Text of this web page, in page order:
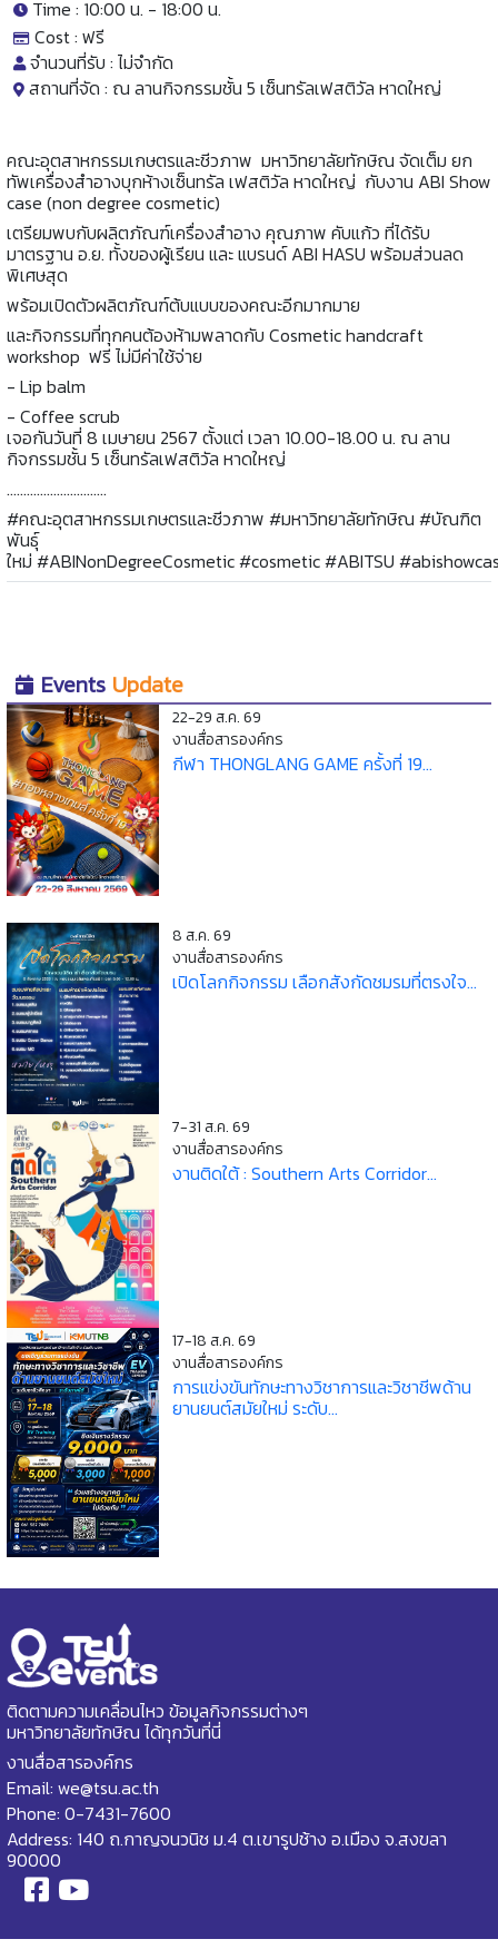
Time : 10:00 น. - 18:00 น.
Cost : ฟรี
จำนวนที่รับ : ไม่จำกัด
สถานที่จัด : ณ ลานกิจกรรมชั้น 5 เซ็นทรัลเฟสติวัล หาดใหญ่
คณะอุตสาหกรรมเกษตรและชีวภาพ มหาวิทยาลัยทักษิณ จัดเต็ม ยก
ทัพเครื่องสำอางบุกห้างเซ็นทรัล เฟสติวัล หาดใหญ่ กับงาน ABI Show
case (non degree cosmetic)
เตรียมพบกับผลิตภัณฑ์เครื่องสำอาง คุณภาพ คับแก้ว ที่ได้รับ
มาตรฐาน อ.ย. ทั้งของผู้เรียน และ แบรนด์ ABI HASU พร้อมส่วนลด
พิเศษสุด
พร้อมเปิดตัวผลิตภัณฑ์ต้บแบบของคณะอีกมากมาย
และกิจกรรมที่ทุกคนต้องห้ามพลาดกับ Cosmetic handcraft
workshop ฟรี ไม่มีค่าใช้จ่าย
- Lip balm
- Coffee scrub
เจอกันวันที่ 8 เมษายน 2567 ตั้งแต่ เวลา 10.00-18.00 น. ณ ลาน
กิจกรรมชั้น 5 เซ็นทรัลเฟสติวัล หาดใหญ่
..............................
#คณะอุตสาหกรรมเกษตรและชีวภาพ #มหาวิทยาลัยทักษิณ #บัณฑิต
พันธุ์
ใหม่ #ABINonDegreeCosmetic #cosmetic #ABITSU
Events Update
22-29 ส.ค. 69
งานสื่อสารองค์กร
กีฬา THONGLANG GAME ครั้งที่ 19...
8 ส.ค. 69
งานสื่อสารองค์กร
เปิดโลกกิจกรรม เลือกสังกัดชมรมที่ตรงใจ...
7-31 ส.ค. 69
งานสื่อสารองค์กร
งานติดใต้ : Southern Arts Corridor...
17-18 ส.ค. 69
งานสื่อสารองค์กร
การแข่งขันทักษะทางวิชาการและวิชาชีพด้าน
ยานยนต์สมัยใหม่ ระดับ...
ติดตามความเคลื่อนไหว ข้อมูลกิจกรรมต่างๆ
มหาวิทยาลัยทักษิณ ได้ทุกวันที่นี่
งานสื่อสารองค์กร
Email: we@tsu.ac.th
Phone: 0-7431-7600
Address: 140 ถ.กาญจนวนิช ม.4 ต.เขารูปช้าง อ.เมือง จ.สงขลา
90000